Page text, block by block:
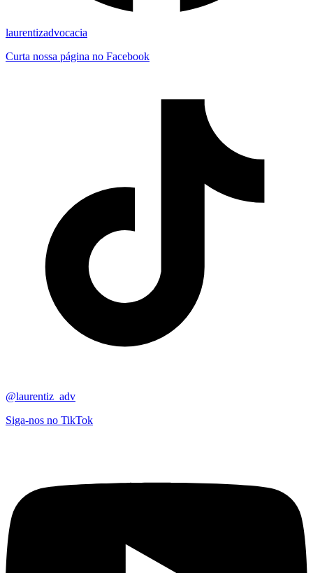
laurentizadvocacia
Curta nossa página no Facebook
@laurentiz_adv
Siga-nos no TikTok